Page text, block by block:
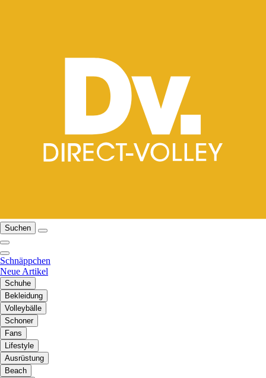
Suchen
Schnäppchen
Neue Artikel
Schuhe
Bekleidung
Volleybälle
Schoner
Fans
Lifestyle
Ausrüstung
Beach